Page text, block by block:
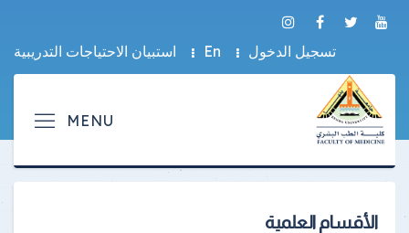
تسجيل الدخول En استبيان الاحتياجات التدريبية
الأقسام العلمية